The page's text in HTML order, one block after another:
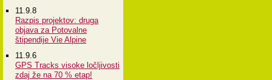
11.9.8
Razpis projektov: druga
objava za Potovalne
štipendije Vie Alpine
11.9.6
GPS Tracks visoke ločljivosti
zdaj že na 70 % etap!